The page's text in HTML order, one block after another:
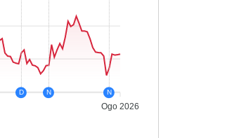
Ogo 2026
D N N